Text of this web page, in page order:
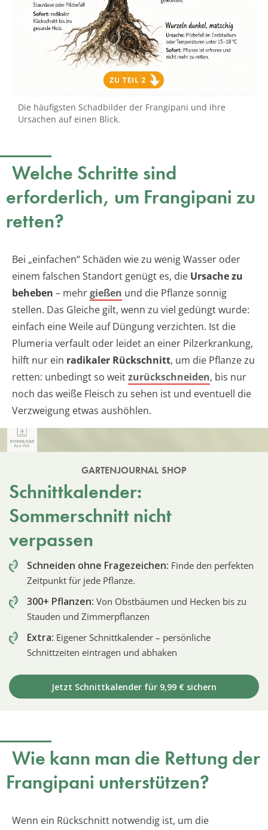
Die häufigsten Schadbilder der Frangipani und ihre
Ursachen auf einen Blick.
Welche Schritte sind
erforderlich, um Frangipani zu
retten?
Bei „einfachen“ Schäden wie zu wenig Wasser oder
einem falschen Standort genügt es, die Ursache zu
beheben – mehrgießen und die Pflanze sonnig
stellen. Das Gleiche gilt, wenn zu viel gedüngt wurde:
einfach eine Weile auf Düngung verzichten. Ist die
Plumeria verfault oder leidet an einer Pilzerkrankung,
hilft nur ein radikaler Rückschnitt, um die Pflanze zu
retten: unbedingt so weitzurückschneiden, bis nur
noch das weiße Fleisch zu sehen ist und eventuell die
Verzweigung etwas aushöhlen.
GARTENJOURNAL SHOP
Schnittkalender:
Sommerschnitt nicht
verpassen
Schneiden ohne Fragezeichen: Finde den perfekten
Zeitpunkt für jede Pflanze.
300+ Pflanzen: Von Obstbäumen und Hecken bis zu
Stauden und Zimmerpflanzen
Extra: Eigener Schnittkalender – persönliche
Schnittzeiten eintragen und abhaken
Jetzt Schnittkalender für 9,99 € sichern
Wie kann man die Rettung der
Frangipani unterstützen?
Wenn ein Rückschnitt notwendig ist, um die